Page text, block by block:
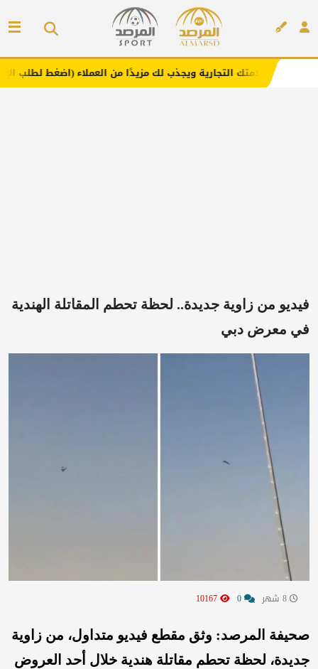
التجارية ويجذب لك مزيدًا من العملاء (اضغط لطلب الإعلان)
فيديو من زاوية جديدة.. لحظة تحطم المقاتلة الهندية
في معرض دبي
صحيفة المرصد: وثق مقطع فيديو متداول، من زاوية
جديدة، لحظة تحطم مقاتلة هندية خلال أحد العروض